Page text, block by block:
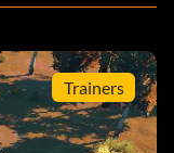
Trainers